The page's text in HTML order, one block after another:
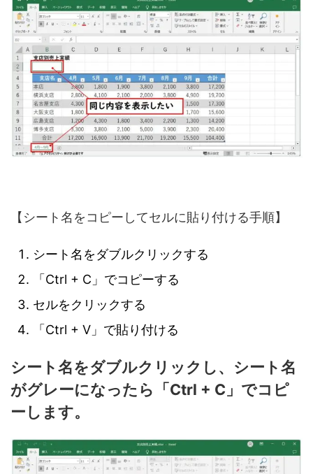
【シート名をコピーしてセルに貼り付ける手順】
シート名をダブルクリックする
「Ctrl + C」でコピーする
セルをクリックする
「Ctrl + V」で貼り付ける
シート名をダブルクリックし、シート名
がグレーになったら「Ctrl + C」でコピ
ーします。